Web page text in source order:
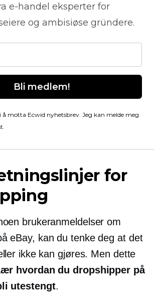
e-handel eksperter for
og ambisiøse gründere.
Bli medlem!
å motta Ecwid nyhetsbrev. Jeg kan melde meg
for
brukeranmeldelser om
eBay, kan du tenke deg at det
ikke kan gjøres. Men dette
hvordan du dropshipper på
utestengt.